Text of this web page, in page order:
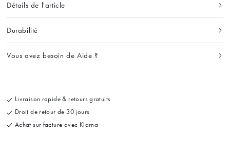
Détails de l'article
Durabilité
Vous avez besoin de Aide ?
Livraison rapide & retours gratuits
Droit de retour de 30 jours
Achat sur facture avec Klarna